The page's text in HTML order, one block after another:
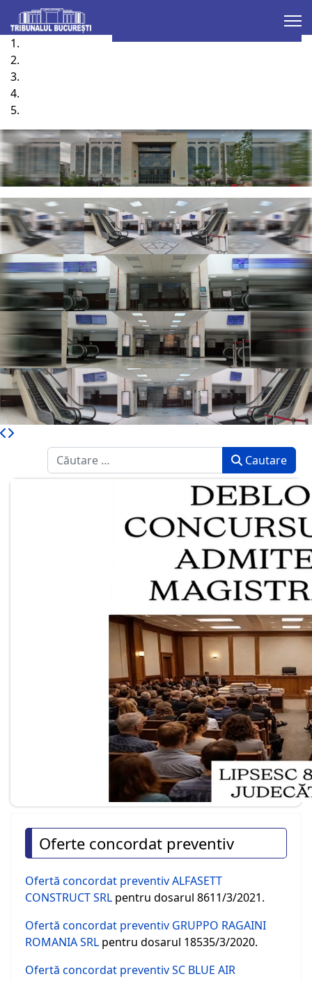
Caută Cautare
Oferte concordat preventiv
Ofertă concordat preventiv ALFASETT
CONSTRUCT SRL pentru dosarul 8611/3/2021.
Ofertă concordat preventiv GRUPPO RAGAINI
ROMANIA SRL pentru dosarul 18535/3/2020.
Ofertă concordat preventiv SC BLUE AIR